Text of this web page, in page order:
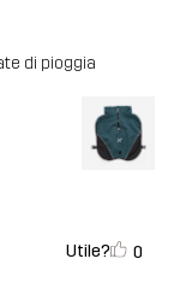
di pioggia
Utile? 0